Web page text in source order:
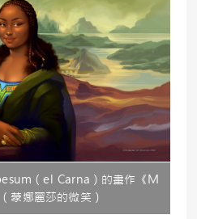
（el Carna）的畫作《Ｍ
蒙娜麗莎的微笑）